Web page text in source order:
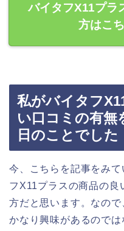
バイタフX11プラ
方はこ
私がバイタフ
い口コミの有無
日のことでした
今、こちらを記事をみ
フX11プラスの商品の良
方だと思います。なの
かなり興味があるので